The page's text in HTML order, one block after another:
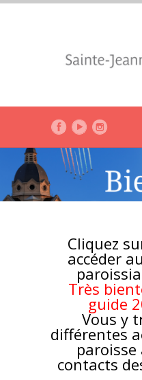
Cliquez
accéder
Très
guide
Vous y
différentes
contacts